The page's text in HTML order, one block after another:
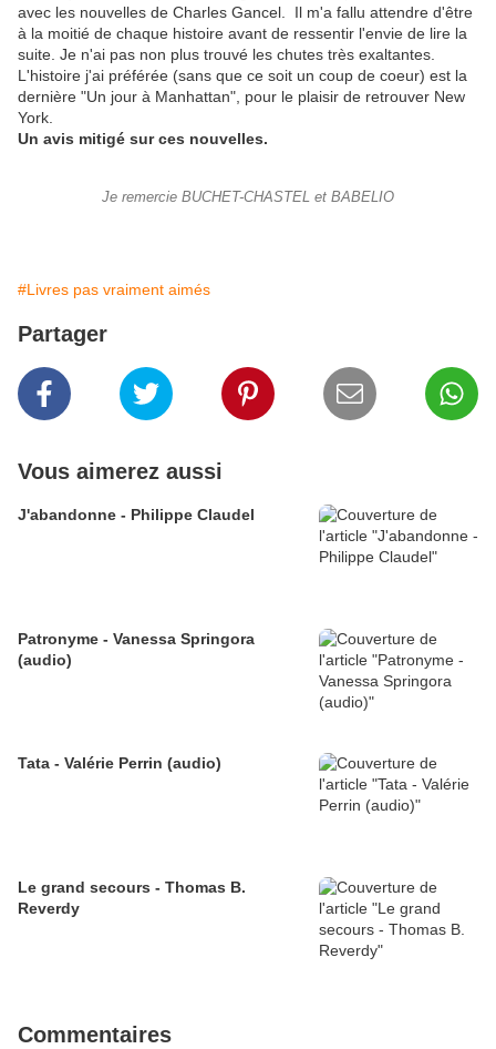
avec les nouvelles de Charles Gancel. Il m'a fallu attendre d'être
à la moitié de chaque histoire avant de ressentir l'envie de lire la
suite. Je n'ai pas non plus trouvé les chutes très exaltantes.
L'histoire j'ai préférée (sans que ce soit un coup de coeur) est la
dernière "Un jour à Manhattan", pour le plaisir de retrouver New
York.
Un avis mitigé sur ces nouvelles.
Je remercie BUCHET-CHASTEL et BABELIO
#Livres pas vraiment aimés
Partager
Vous aimerez aussi
J'abandonne - Philippe Claudel
Patronyme - Vanessa Springora
(audio)
Tata - Valérie Perrin (audio)
Le grand secours - Thomas B.
Reverdy
Commentaires